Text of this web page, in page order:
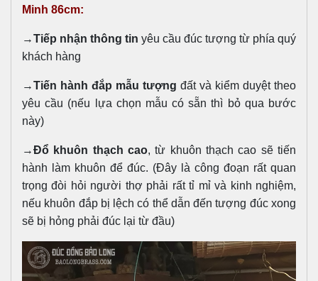
Minh 86cm:
→Tiếp nhận thông tin yêu cầu đúc tượng từ phía quý
khách hàng
→Tiến hành đắp mẫu tượng đất và kiểm duyệt theo
yêu cầu (nếu lựa chọn mẫu có sẵn thì bỏ qua bước
này)
→Đổ khuôn thạch cao, từ khuôn thạch cao sẽ tiến
hành làm khuôn để đúc. (Đây là công đoạn rất quan
trọng đòi hỏi người thợ phải rất tỉ mỉ và kinh nghiệm,
nếu khuôn đắp bị lệch có thể dẫn đến tượng đúc xong
sẽ bị hỏng phải đúc lại từ đầu)